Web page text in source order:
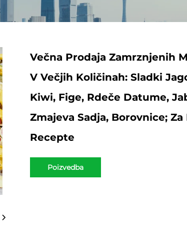
Večna Prodaja Zamrznjenih
V Večjih Količinah: Sladki
Kiwi, Fige, Rdeče Datume,
Zmajeva Sadja, Borovnice;
Recepte
Poizvedba